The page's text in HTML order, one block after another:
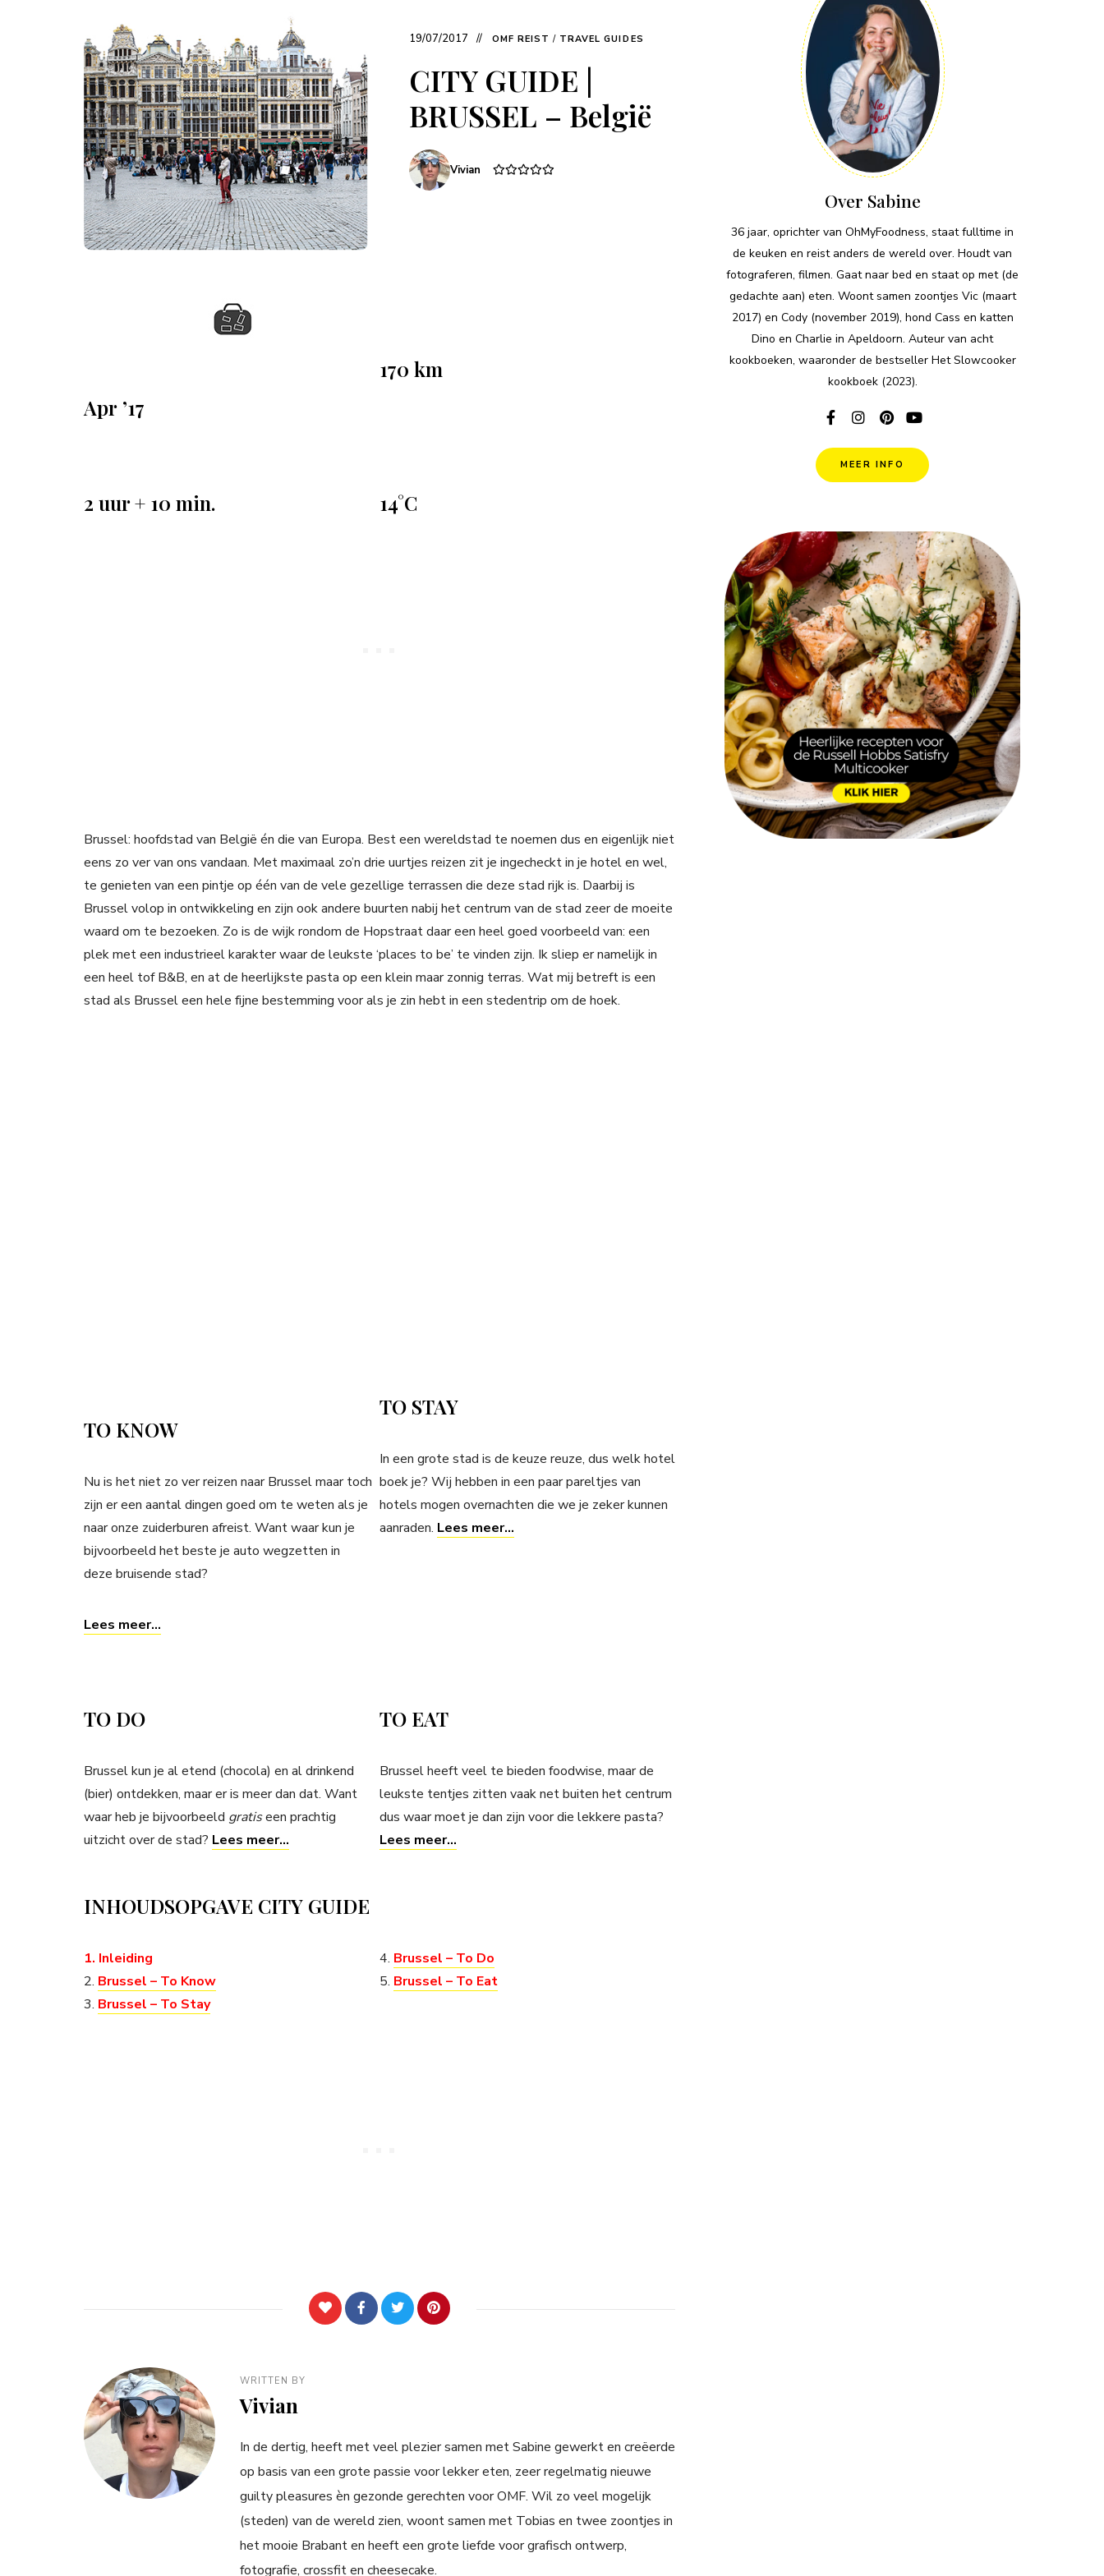
19/07/2017 OMF REIST / TRAVEL GUIDES
CITY GUIDE |
BRUSSEL – België
Vivian
Apr ’17
170 km
2 uur + 10 min. 14°C
Brussel: hoofdstad van België én die van Europa. Best een wereldstad te noemen dus en eigenlijk niet
eens zo ver van ons vandaan. Met maximaal zo’n drie uurtjes reizen zit je ingecheckt in je hotel en wel,
te genieten van een pintje op één van de vele gezellige terrassen die deze stad rijk is. Daarbij is
Brussel volop in ontwikkeling en zijn ook andere buurten nabij het centrum van de stad zeer de moeite
waard om te bezoeken. Zo is de wijk rondom de Hopstraat daar een heel goed voorbeeld van: een
plek met een industrieel karakter waar de leukste ‘places to be’ te vinden zijn. Ik sliep er namelijk in
een heel tof B&B, en at de heerlijkste pasta op een klein maar zonnig terras. Wat mij betreft is een
stad als Brussel een hele fijne bestemming voor als je zin hebt in een stedentrip om de hoek.
TO KNOW
Nu is het niet zo ver reizen naar Brussel maar toch
zijn er een aantal dingen goed om te weten als je
naar onze zuiderburen afreist. Want waar kun je
bijvoorbeeld het beste je auto wegzetten in
deze bruisende stad?
Lees meer…
TO STAY
In een grote stad is de keuze reuze, dus welk hotel
boek je? Wij hebben in een paar pareltjes van
hotels mogen overnachten die we je zeker kunnen
aanraden. Lees meer…
TO DO
Brussel kun je al etend (chocola) en al drinkend
(bier) ontdekken, maar er is meer dan dat. Want
waar heb je bijvoorbeeld gratiseen prachtig
uitzicht over de stad? Lees meer…
TO EAT
Brussel heeft veel te bieden foodwise, maar de
leukste tentjes zitten vaak net buiten het centrum
dus waar moet je dan zijn voor die lekkere pasta?
Lees meer…
INHOUDSOPGAVE CITY GUIDE
1. Inleiding
2. Brussel – To Know
3. Brussel – To Stay
4. Brussel – To Do
5. Brussel – To Eat
WRITTEN BY
Vivian
In de dertig, heeft met veel plezier samen met Sabine gewerkt en creëerde
op basis van een grote passie voor lekker eten, zeer regelmatig nieuwe
guilty pleasures èn gezonde gerechten voor OMF. Wil zo veel mogelijk
(steden) van de wereld zien, woont samen met Tobias en twee zoontjes in
het mooie Brabant en heeft een grote liefde voor grafisch ontwerp,
fotografie, crossfit en cheesecake.
Over Sabine
36 jaar, oprichter van OhMyFoodness, staat fulltime in
de keuken en reist anders de wereld over. Houdt van
fotograferen, filmen. Gaat naar bed en staat op met (de
gedachte aan) eten. Woont samen zoontjes Vic (maart
2017) en Cody (november 2019), hond Cass en katten
Dino en Charlie in Apeldoorn. Auteur van acht
kookboeken, waaronder de bestseller Het Slowcooker
kookboek (2023).
MEER INFO